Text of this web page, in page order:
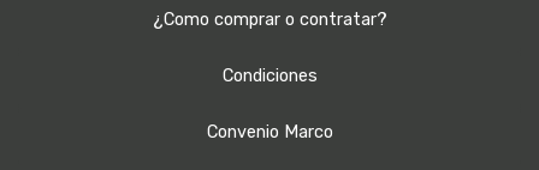
¿Como comprar o contratar?
Condiciones
Convenio Marco